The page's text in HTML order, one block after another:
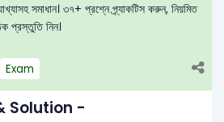
সমাধান। ৩৭+ প্রশ্নে প্র্যাকটিস করুন, নিয়মিত
প্রস্তুতি নিন।
Exam
& Solution -